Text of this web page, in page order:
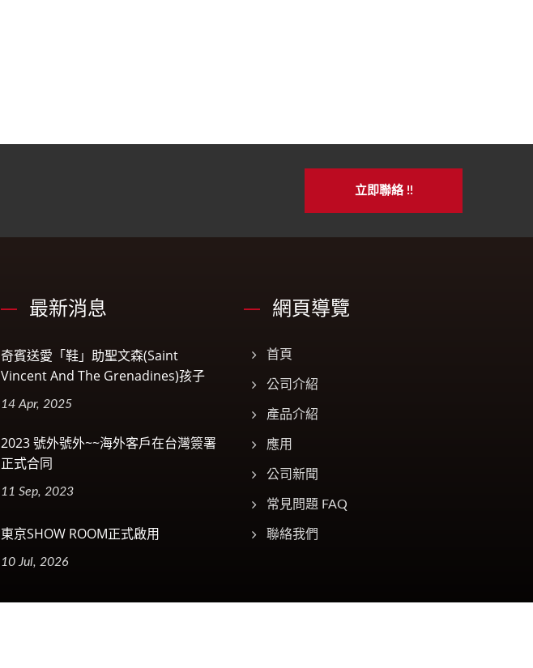
立即聯絡 !!
最新消息
奇賓送愛「鞋」助聖文森(Saint
Vincent And The Grenadines)孩子
14 Apr, 2025
2023 號外號外~~海外客戶在台灣簽署
正式合同
11 Sep, 2023
東京SHOW ROOM正式啟用
10 Jul, 2026
網頁導覽
首頁
公司介紹
產品介紹
應用
公司新聞
常見問題 FAQ
聯絡我們